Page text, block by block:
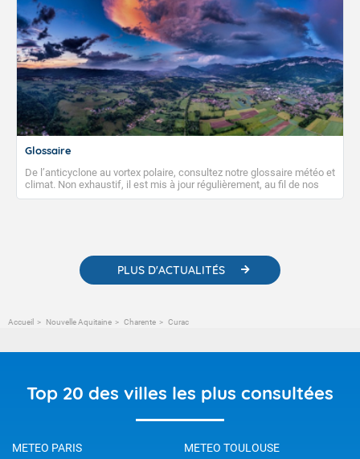
Glossaire
De l’anticyclone au vortex polaire, consultez notre glossaire météo et
climat. Non exhaustif, il est mis à jour régulièrement, au fil de nos
publications. Vous y trouverez également des liens utiles vers nos
PLUS D'ACTUALITÉS
Accueil Nouvelle Aquitaine Charente Curac
Top 20 des villes les plus consultées
METEO PARIS
METEO TOULOUSE